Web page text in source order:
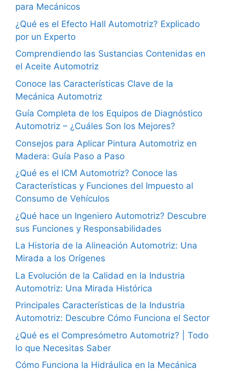
para Mecánicos
¿Qué es el Efecto Hall Automotriz? Explicado
por un Experto
Comprendiendo las Sustancias Contenidas en
el Aceite Automotriz
Conoce las Características Clave de la
Mecánica Automotriz
Guía Completa de los Equipos de Diagnóstico
Automotriz – ¿Cuáles Son los Mejores?
Consejos para Aplicar Pintura Automotriz en
Madera: Guía Paso a Paso
¿Qué es el ICM Automotriz? Conoce las
Características y Funciones del Impuesto al
Consumo de Vehículos
¿Qué hace un Ingeniero Automotriz? Descubre
sus Funciones y Responsabilidades
La Historia de la Alineación Automotriz: Una
Mirada a los Orígenes
La Evolución de la Calidad en la Industria
Automotriz: Una Mirada Histórica
Principales Características de la Industria
Automotriz: Descubre Cómo Funciona el Sector
¿Qué es el Compresómetro Automotriz? | Todo
lo que Necesitas Saber
Cómo Funciona la Hidráulica en la Mecánica